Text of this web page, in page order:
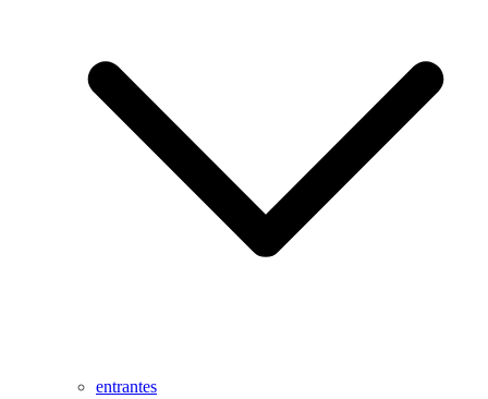
entrantes